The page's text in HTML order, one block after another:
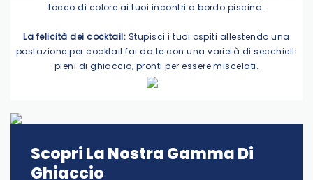
tocco di colore ai tuoi incontri a bordo piscina.
La felicità dei cocktail: Stupisci i tuoi ospiti allestendo una
postazione per cocktail fai da te con una varietà di secchielli
pieni di ghiaccio, pronti per essere miscelati.
Scopri La Nostra Gamma Di
Ghiaccio